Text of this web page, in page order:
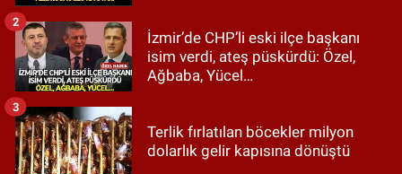
İzmir’de CHP’li eski ilçe başkanı
isim verdi, ateş püskürdü: Özel,
Ağbaba, Yücel…
2
Terlik fırlatılan böcekler milyon
dolarlık gelir kapısına dönüştü
3